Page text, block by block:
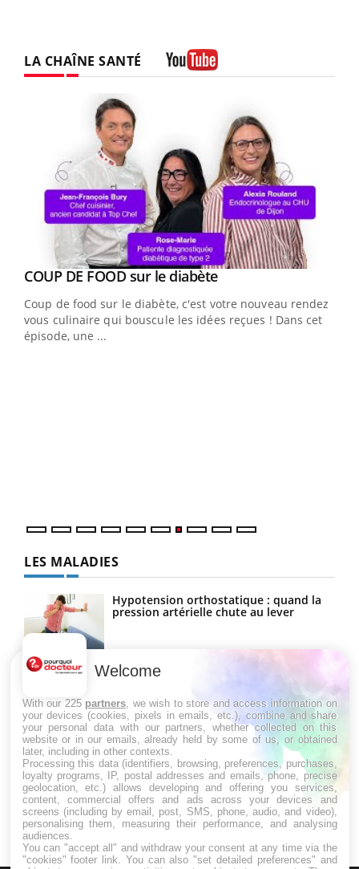
LA CHAÎNE SANTÉ
Youtube
COUP DE FOOD sur le diabèteYoutube
Coup de food sur le diabète, c'est votre nouveau rendez-
vous culinaire qui bouscule les idées reçues ! Dans cet
épisode, une ...
LES MALADIES
Hypotension orthostatique : quand la
pression artérielle chute au lever
Drépanocytose : une déformation des
globules rouges aux conséquences
Maladie de Charcot (Sclérose latérale
amyotrophique)
Welcome
With our 225 partners , we wish to store and access information on
your devices (cookies, pixels in emails, etc.), combine and share
your personal data with our partners, whether collected on this
website or in our emails, already held by some of us, or obtained
later, including in other contexts.
Processing this data (identifiers, browsing, preferences, purchases,
loyalty programs, IP, postal addresses and emails, phone, precise
geolocation, etc.) allows developing and offering you services,
content, commercial offers and ads across your devices and
screens (including by email, post, SMS, phone, audio, and video),
personalising them, measuring their performance, and analysing
audiences.
You can "accept all" and withdraw your consent at any time via the
"cookies" footer link . You can also "set detailed preferences" and